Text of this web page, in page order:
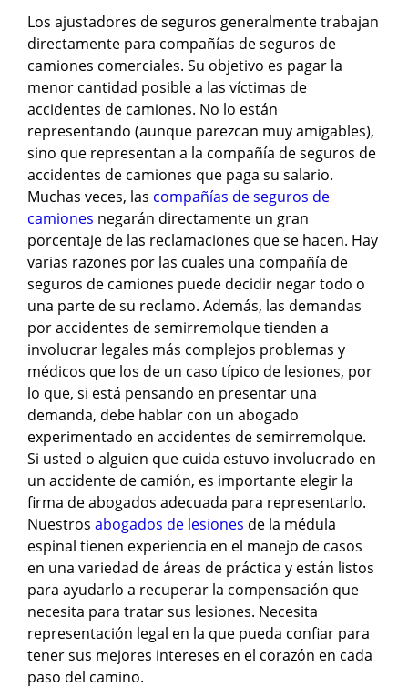
Los ajustadores de seguros generalmente trabajan
directamente para compañías de seguros de
camiones comerciales. Su objetivo es pagar la
menor cantidad posible a las víctimas de
accidentes de camiones. No lo están
representando (aunque parezcan muy amigables),
sino que representan a la compañía de seguros de
accidentes de camiones que paga su salario.
Muchas veces, las compañías de seguros de
camiones negarán directamente un gran
porcentaje de las reclamaciones que se hacen. Hay
varias razones por las cuales una compañía de
seguros de camiones puede decidir negar todo o
una parte de su reclamo. Además, las demandas
por accidentes de semirremolque tienden a
involucrar legales más complejos problemas y
médicos que los de un caso típico de lesiones, por
lo que, si está pensando en presentar una
demanda, debe hablar con un abogado
experimentado en accidentes de semirremolque.
Si usted o alguien que cuida estuvo involucrado en
un accidente de camión, es importante elegir la
firma de abogados adecuada para representarlo.
Nuestros abogados de lesiones de la médula
espinal tienen experiencia en el manejo de casos
en una variedad de áreas de práctica y están listos
para ayudarlo a recuperar la compensación que
necesita para tratar sus lesiones. Necesita
representación legal en la que pueda confiar para
tener sus mejores intereses en el corazón en cada
paso del camino.